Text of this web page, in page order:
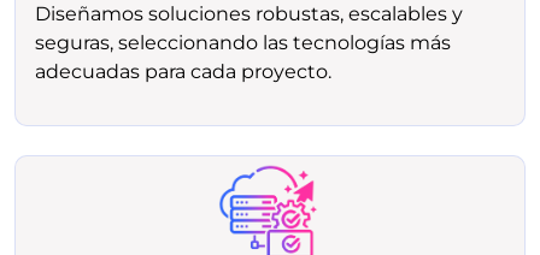
Diseñamos soluciones robustas, escalables y
seguras, seleccionando las tecnologías más
adecuadas para cada proyecto.